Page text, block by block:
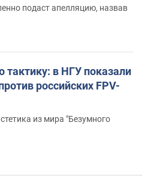
подаст апелляцию, назвав
тактику: в НГУ показали
российских FPV-
из мира "Безумного